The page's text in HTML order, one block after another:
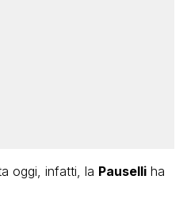
oggi, infatti, la Pauselli ha